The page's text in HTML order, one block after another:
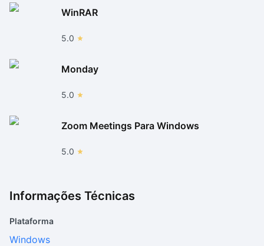
WinRAR
5.0
Monday
5.0
Zoom Meetings Para Windows
5.0
Informações Técnicas
Plataforma
Windows